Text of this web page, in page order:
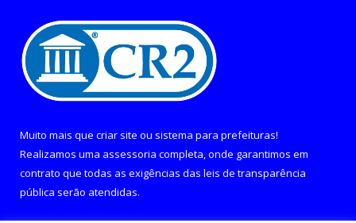
Muito mais que criar site ou sistema para prefeituras!
Realizamos uma assessoria completa, onde garantimos em
contrato que todas as exigências das leis de transparência
pública serão atendidas.